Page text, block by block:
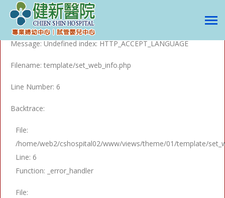
A PHP Error was encountered
Severity: Notice
Message: Undefined index: HTTP_ACCEPT_LANGUAGE
Filename: template/set_web_info.php
Line Number: 6
Backtrace:
File:
/home/web2/cshospital02/www/views/theme/01/template/
Line: 6
Function: _error_handler
File: